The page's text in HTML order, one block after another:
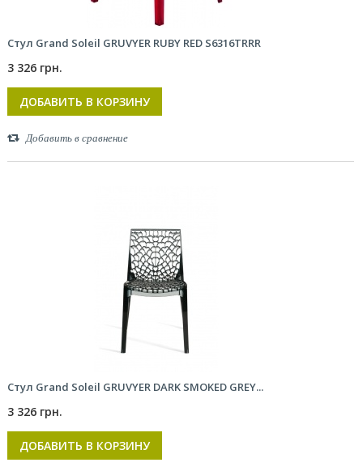
Стул Grand Soleil GRUVYER RUBY RED S6316TRRR
3 326 грн.
ДОБАВИТЬ В КОРЗИНУ
Добавить в сравнение
Стул Grand Soleil GRUVYER DARK SMOKED GREY...
3 326 грн.
ДОБАВИТЬ В КОРЗИНУ